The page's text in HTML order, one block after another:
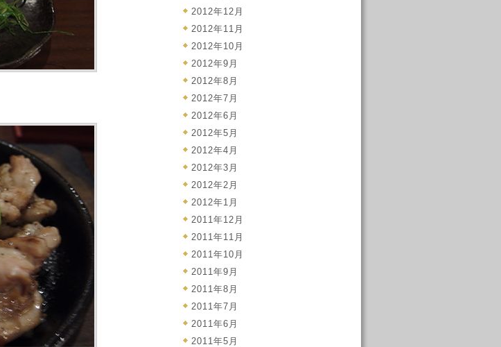
2012年12月
2012年11月
2012年10月
2012年9月
2012年8月
2012年7月
2012年6月
2012年5月
2012年4月
2012年3月
2012年2月
2012年1月
2011年12月
2011年11月
2011年10月
2011年9月
2011年8月
2011年7月
2011年6月
2011年5月